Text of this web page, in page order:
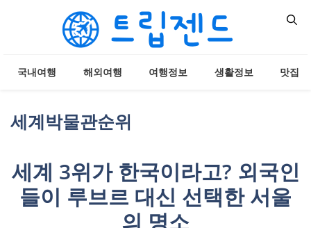
기
국내여행 해외여행 여행정보 생활정보 맛집
세계박물관순위
세계 3위가 한국이라고? 외국인
들이 루브르 대신 선택한 서울
의 명소